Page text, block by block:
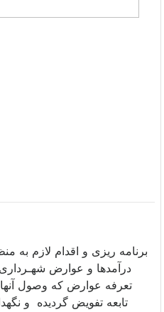
درآمدها و عوارض
تابعه تفویض گردیده و